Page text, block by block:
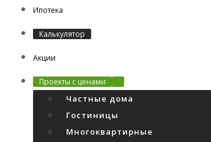
Ипотека
Калькулятор
Акции
Проекты с ценами
Частные дома
Гостиницы
Многоквартирные